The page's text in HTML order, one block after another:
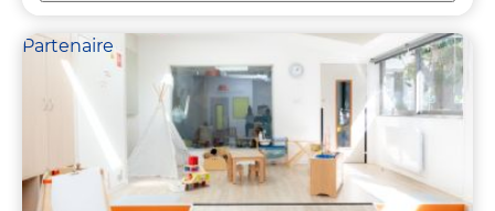
Partenaire